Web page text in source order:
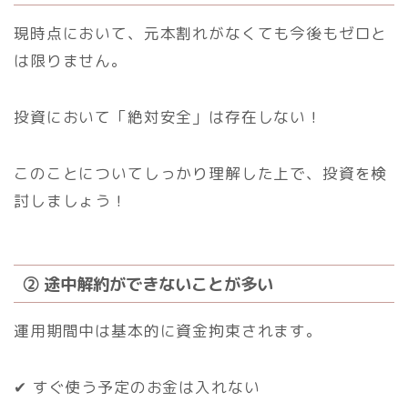
現時点において、元本割れがなくても今後もゼロと
は限りません。
投資において「絶対安全」は存在しない！
このことについてしっかり理解した上で、投資を検
討しましょう！
② 途中解約ができないことが多い
運用期間中は基本的に資金拘束されます。
✔ すぐ使う予定のお金は入れない